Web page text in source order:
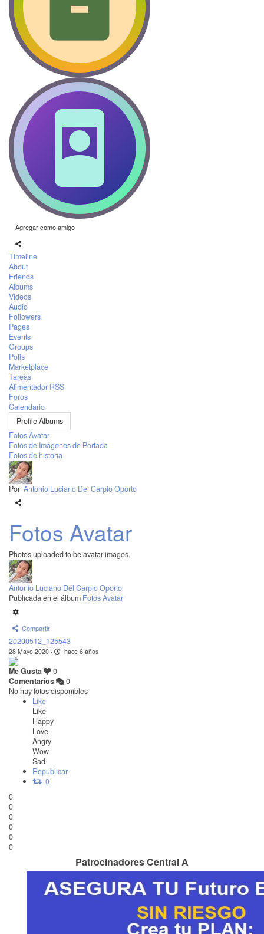
Agregar como amigo
Timeline
About
Friends
Albums
Videos
Audio
Followers
Pages
Events
Groups
Polls
Marketplace
Tareas
Alimentador RSS
Foros
Calendario
Profile Albums
Fotos Avatar
Fotos de Imágenes de Portada
Fotos de historia
Por Antonio Luciano Del Carpio Oporto
Fotos Avatar
Photos uploaded to be avatar images.
Antonio Luciano Del Carpio Oporto
Publicada en el álbum Fotos Avatar
Compartir
20200512_125543
28 Mayo 2020 · hace 6 años
Me Gusta
0
Comentarios
0
No hay fotos disponibles
Like
Like
Happy
Love
Angry
Wow
Sad
Republicar
0
0
0
0
0
0
0
Patrocinadores Central A